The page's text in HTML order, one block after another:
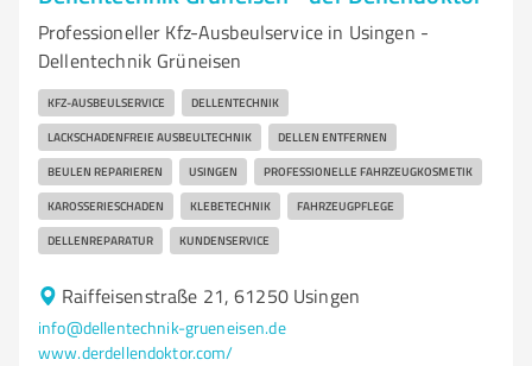
Professioneller Kfz-Ausbeulservice in Usingen -
Dellentechnik Grüneisen
KFZ-AUSBEULSERVICE DELLENTECHNIK
LACKSCHADENFREIE AUSBEULTECHNIK DELLEN ENTFERNEN
BEULEN REPARIEREN USINGEN PROFESSIONELLE FAHRZEUGKOSMETIK
KAROSSERIESCHADEN KLEBETECHNIK FAHRZEUGPFLEGE
DELLENREPARATUR KUNDENSERVICE
Raiffeisenstraße 21, 61250 Usingen
info@dellentechnik-grueneisen.de
www.derdellendoktor.com/